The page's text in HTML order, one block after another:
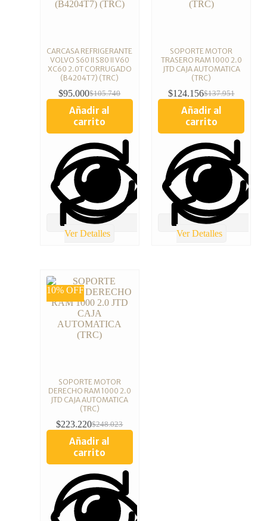
CARCASA REFRIGERANTE
VOLVO S60 II S80 II V60
XC60 2.0T CORRUGADO
(B4204T7) (TRC)
$105.740
$95.000
Añadir al
carrito
Ver Detalles
SOPORTE MOTOR
TRASERO RAM 1000 2.0
JTD CAJA AUTOMATICA
(TRC)
$137.951
$124.156
Añadir al
carrito
Ver Detalles
10% OFF
SOPORTE MOTOR
DERECHO RAM 1000 2.0
JTD CAJA AUTOMATICA
(TRC)
$248.023
$223.220
Añadir al
carrito